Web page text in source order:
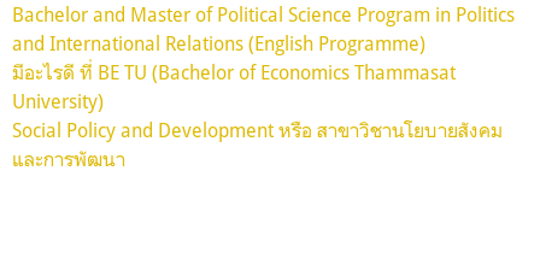
Bachelor and Master of Political Science Program in Politics
and International Relations (English Programme)
มีอะไรดี ที่ BE TU (Bachelor of Economics Thammasat
University)
Social Policy and Development หรือ สาขาวิชานโยบายสังคม
และการพัฒนา